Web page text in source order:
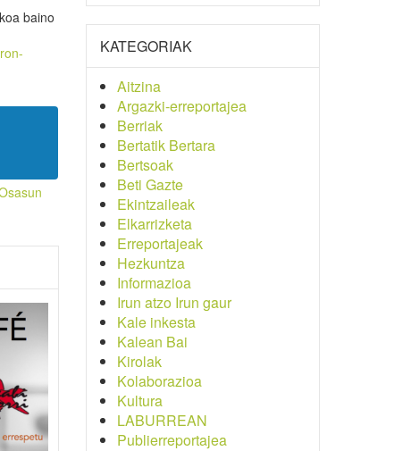
baino
KATEGORIAK
Aitzina
Argazki-erreportajea
Berriak
Bertatik Bertara
Bertsoak
Beti Gazte
Ekintzaileak
Elkarrizketa
Erreportajeak
Hezkuntza
Informazioa
Irun atzo Irun gaur
Kale inkesta
Kalean Bai
Kirolak
Kolaborazioa
Kultura
LABURREAN
Publierreportajea